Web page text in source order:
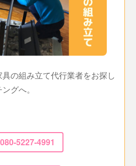
の組み立て代行業者をお探し
グへ。
5227-4991